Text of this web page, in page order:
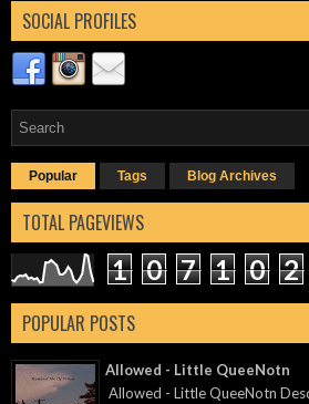
SOCIAL PROFILES
Popular Tags Blog Archives
TOTAL PAGEVIEWS
1 0 7 1 0 2
POPULAR POSTS
Allowed - Little QueeNotn
Allowed - Little QueeNotn